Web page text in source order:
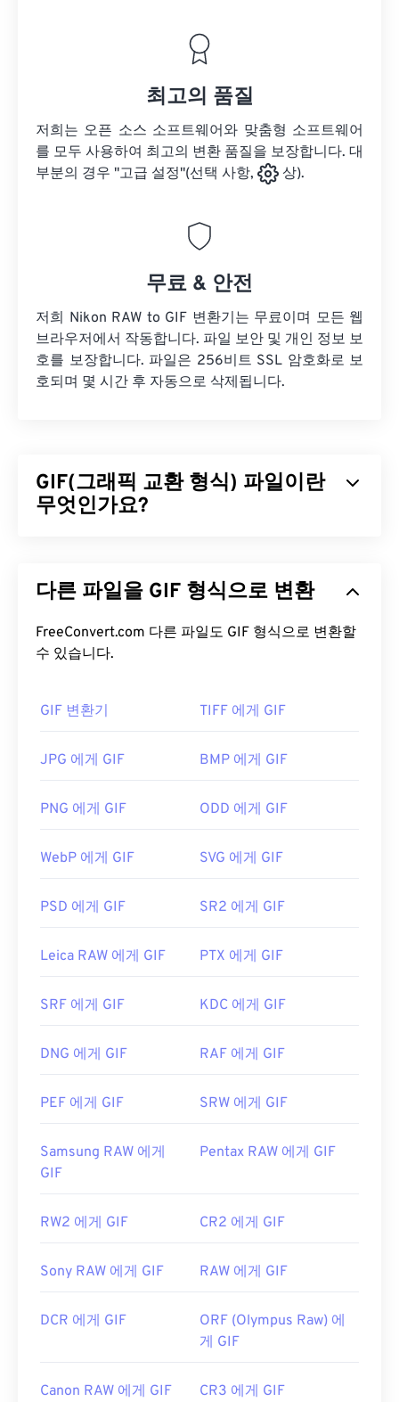
최고의 품질
저희는 오픈 소스 소프트웨어와 맞춤형 소프트웨어
를 모두 사용하여 최고의 변환 품질을 보장합니다. 대
부분의 경우 "고급 설정"(선택 사항,
상).
무료 & 안전
저희 Nikon RAW to GIF 변환기는 무료이며 모든 웹
브라우저에서 작동합니다. 파일 보안 및 개인 정보 보
호를 보장합니다. 파일은 256비트 SSL 암호화로 보
호되며 몇 시간 후 자동으로 삭제됩니다.
GIF(그래픽 교환 형식) 파일이란
무엇인가요?
성하는 비트맵 파일 형식의 한 유형입니다. 비압축
며, 오디오 없이 애니메이션을 지원합니다. GIF는 광
고, 소셜 미디어의 감정 기반 댓글, 그리고 인터넷에
같은 다른 이미지 형식에 비해 뚜렷한 장점이 있습니
다. 또한 GIF는 iPhone과 iPad를 포함한 Apple 모바
리 사용됩니다.
우저, 운영 체제에서 쉽게 열 수 있습니다. 편집 목적
으로 GIF를 열려면
Adobe Photoshop
Photos, Adobe Photoshop Elements, Roxio
macOS에서는 Adobe Illustrator를포함한 Adobe 이
최초 출시: 1987년 6월 15일
다른 파일을 GIF 형식으로 변환
FreeConvert.com 다른 파일도 GIF 형식으로 변환할
수 있습니다.
GIF 변환기 TIFF 에게 GIF
JPG 에게 GIF BMP 에게 GIF
PNG 에게 GIF ODD 에게 GIF
WebP 에게 GIF SVG 에게 GIF
PSD 에게 GIF SR2 에게 GIF
Leica RAW 에게 GIF PTX 에게 GIF
SRF 에게 GIF KDC 에게 GIF
DNG 에게 GIF RAF 에게 GIF
PEF 에게 GIF SRW 에게 GIF
Samsung RAW 에게
GIF
Pentax RAW 에게 GIF
RW2 에게 GIF CR2 에게 GIF
Sony RAW 에게 GIF RAW 에게 GIF
DCR 에게 GIF
ORF (Olympus Raw) 에
게 GIF
Canon RAW 에게 GIF CR3 에게 GIF